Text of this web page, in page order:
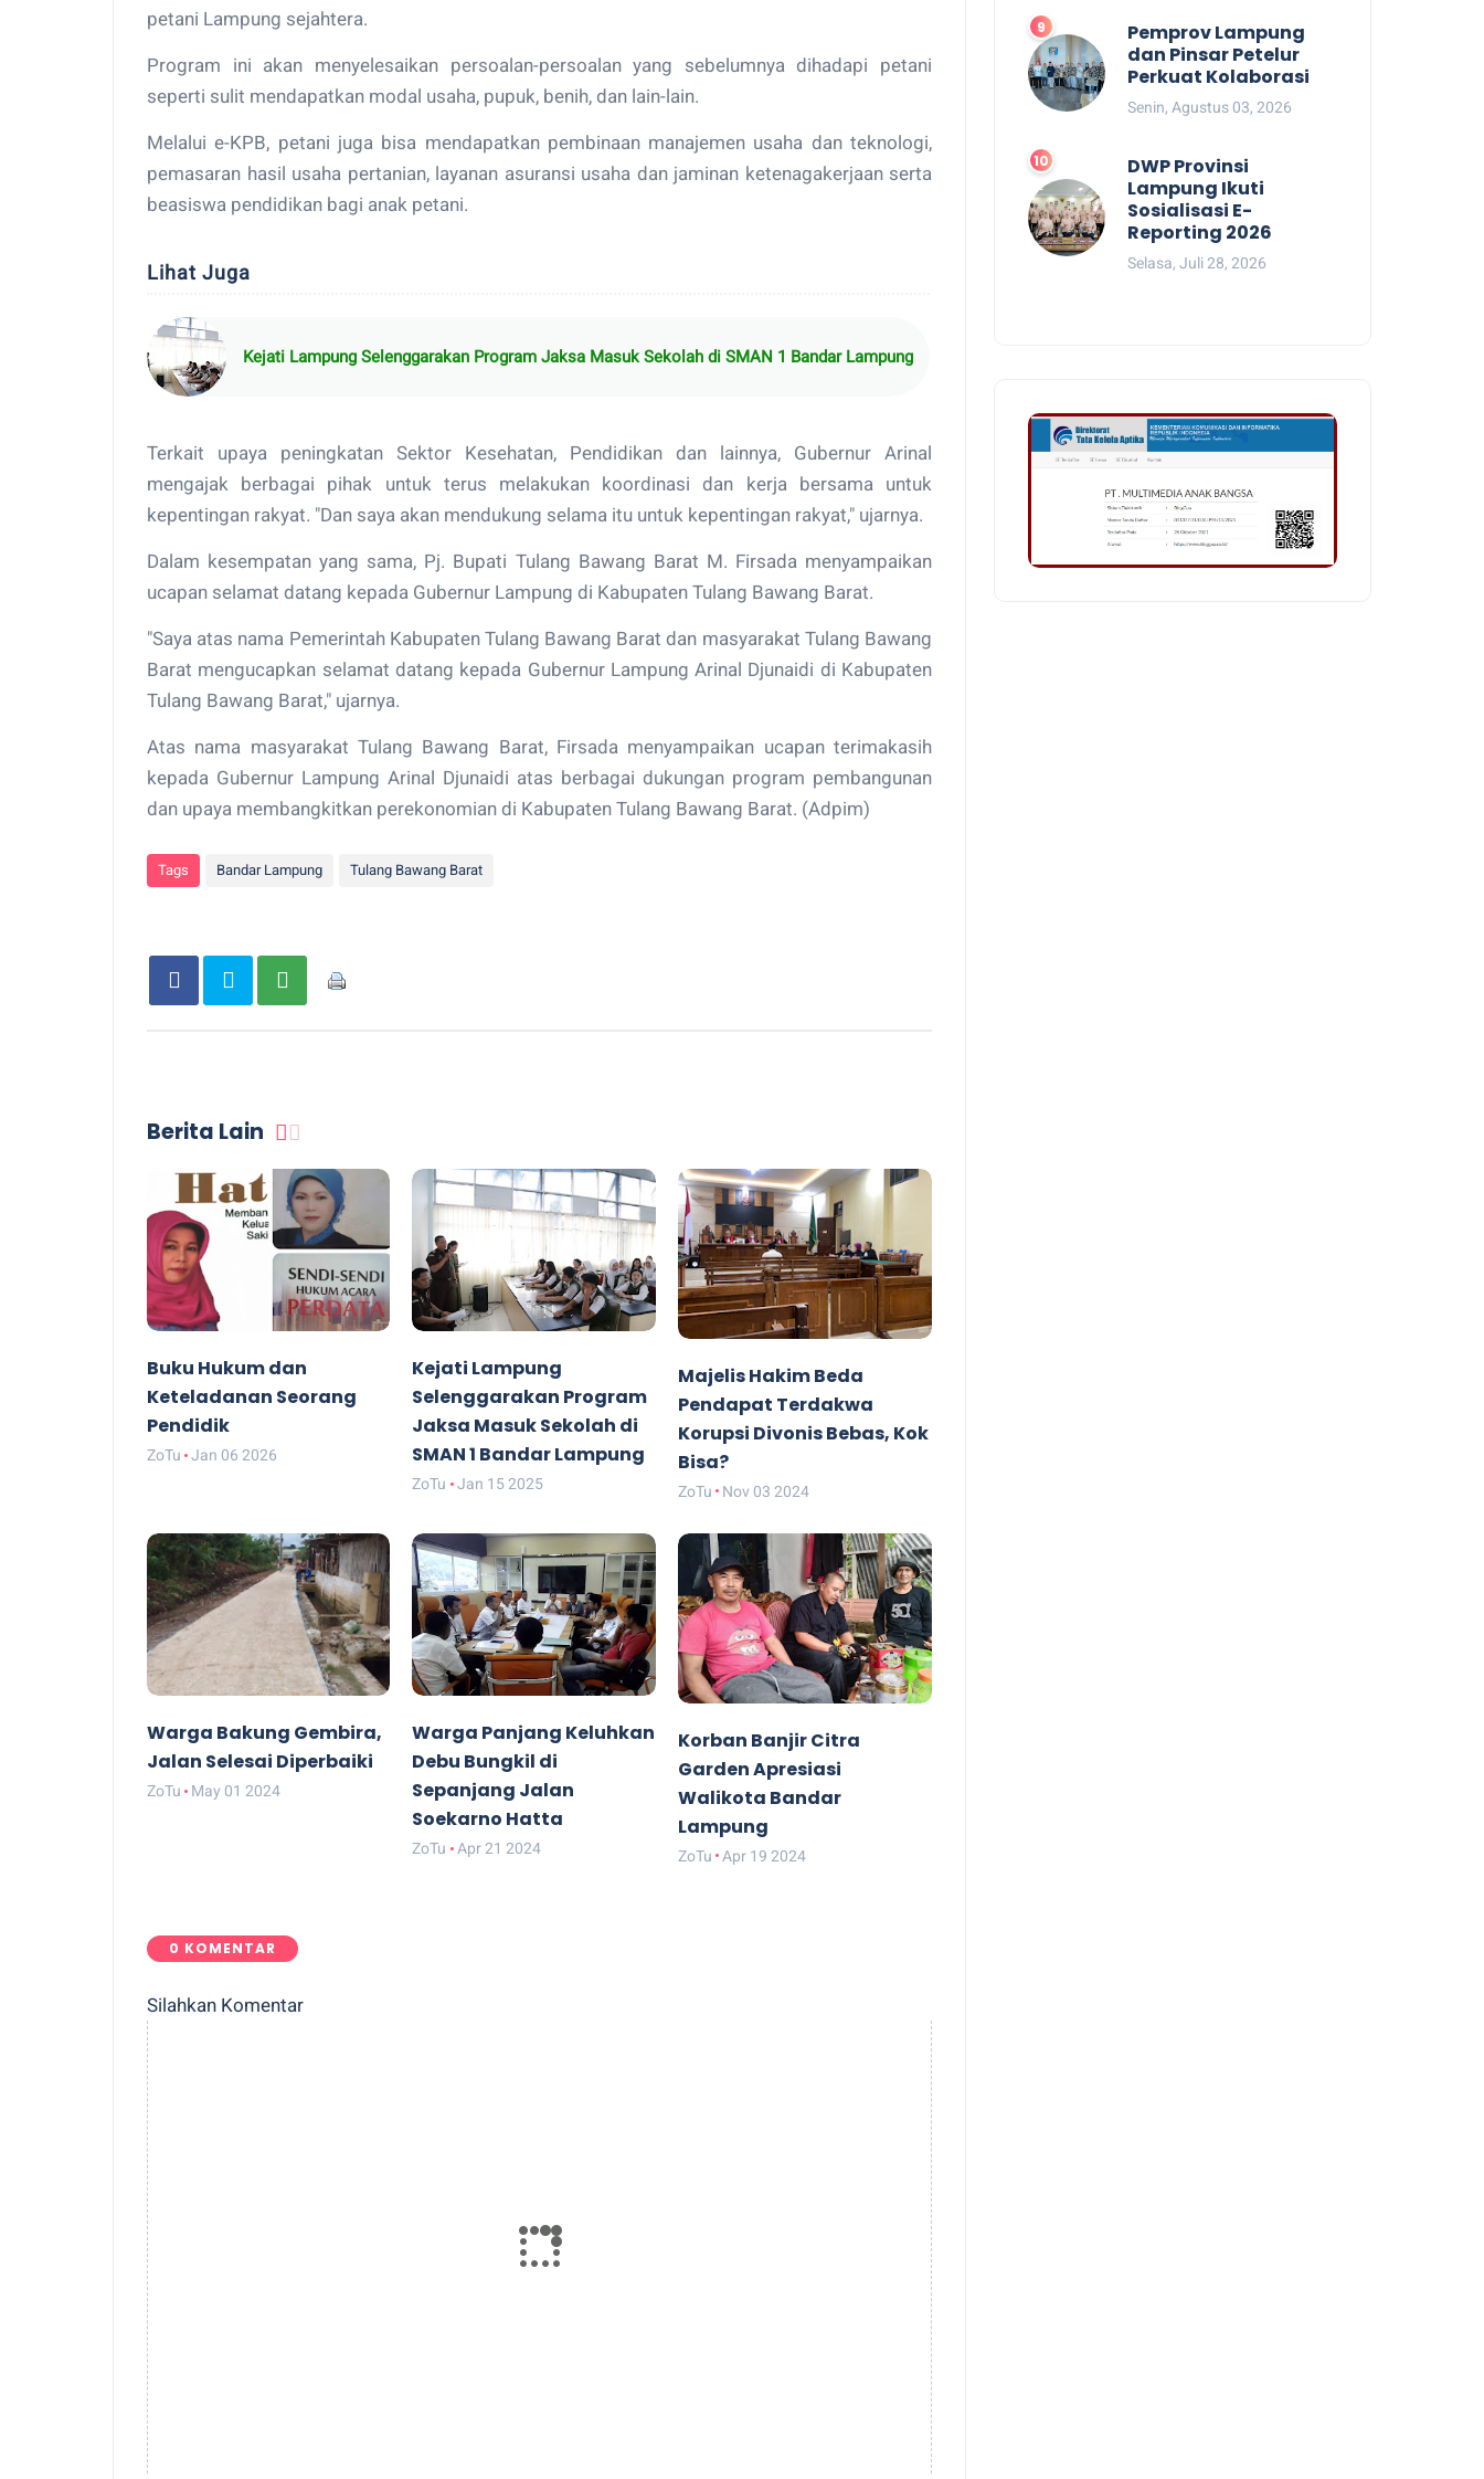
petani Lampung sejahtera.
Program ini akan menyelesaikan persoalan-persoalan yang sebelumnya dihadapi petani
seperti sulit mendapatkan modal usaha, pupuk, benih, dan lain-lain.
Melalui e-KPB, petani juga bisa mendapatkan pembinaan manajemen usaha dan teknologi,
pemasaran hasil usaha pertanian, layanan asuransi usaha dan jaminan ketenagakerjaan serta
beasiswa pendidikan bagi anak petani.
Lihat Juga
Kejati Lampung Selenggarakan Program Jaksa Masuk Sekolah di SMAN 1 Bandar Lampung
Terkait upaya peningkatan Sektor Kesehatan, Pendidikan dan lainnya, Gubernur Arinal
mengajak berbagai pihak untuk terus melakukan koordinasi dan kerja bersama untuk
kepentingan rakyat. "Dan saya akan mendukung selama itu untuk kepentingan rakyat," ujarnya.
Dalam kesempatan yang sama, Pj. Bupati Tulang Bawang Barat M. Firsada menyampaikan
ucapan selamat datang kepada Gubernur Lampung di Kabupaten Tulang Bawang Barat.
"Saya atas nama Pemerintah Kabupaten Tulang Bawang Barat dan masyarakat Tulang Bawang
Barat mengucapkan selamat datang kepada Gubernur Lampung Arinal Djunaidi di Kabupaten
Tulang Bawang Barat," ujarnya.
Atas nama masyarakat Tulang Bawang Barat, Firsada menyampaikan ucapan terimakasih
kepada Gubernur Lampung Arinal Djunaidi atas berbagai dukungan program pembangunan
dan upaya membangkitkan perekonomian di Kabupaten Tulang Bawang Barat. (Adpim)
Tags Bandar Lampung Tulang Bawang Barat
Berita Lain
Buku Hukum dan
Keteladanan Seorang
Pendidik
ZoTu Jan 06 2026
Kejati Lampung
Selenggarakan Program
Jaksa Masuk Sekolah di
SMAN 1 Bandar Lampung
ZoTu Jan 15 2025
Majelis Hakim Beda
Pendapat Terdakwa
Korupsi Divonis Bebas, Kok
Bisa?
ZoTu Nov 03 2024
Warga Bakung Gembira,
Jalan Selesai Diperbaiki
ZoTu May 01 2024
Warga Panjang Keluhkan
Debu Bungkil di
Sepanjang Jalan
Soekarno Hatta
ZoTu Apr 21 2024
Korban Banjir Citra
Garden Apresiasi
Walikota Bandar
Lampung
ZoTu Apr 19 2024
0 KOMENTAR
Silahkan Komentar
Pemprov Lampung
dan Pinsar Petelur
Perkuat Kolaborasi
Senin, Agustus 03, 2026
DWP Provinsi
Lampung Ikuti
Sosialisasi E-
Reporting 2026
Selasa, Juli 28, 2026